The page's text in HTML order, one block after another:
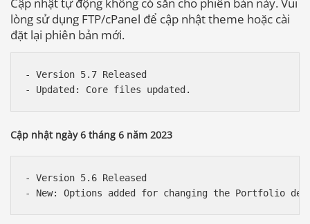
lòng sử dụng FTP/cPanel để cập nhật theme hoặc cài
đặt lại phiên bản mới.
- Version 5.7 Released
Cập nhật ngày 6 tháng 6 năm 2023
- Version 5.6 Released